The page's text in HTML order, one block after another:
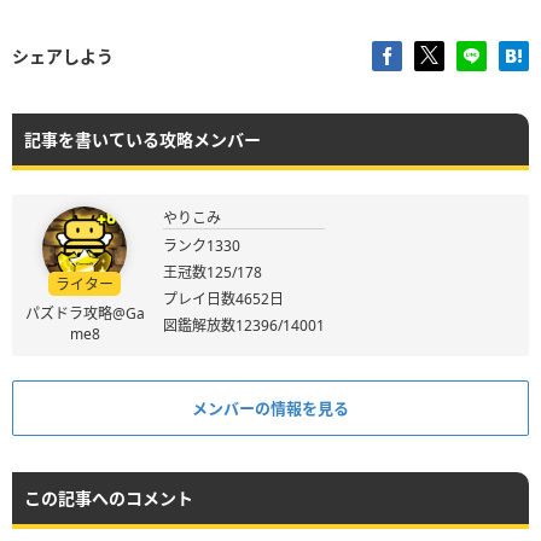
シェアしよう
記事を書いている攻略メンバー
ライター
パズドラ攻略@Ga
me8
やりこみ
ランク1330
王冠数125/178
プレイ日数4652日
図鑑解放数12396/14001
メンバーの情報を見る
この記事へのコメント